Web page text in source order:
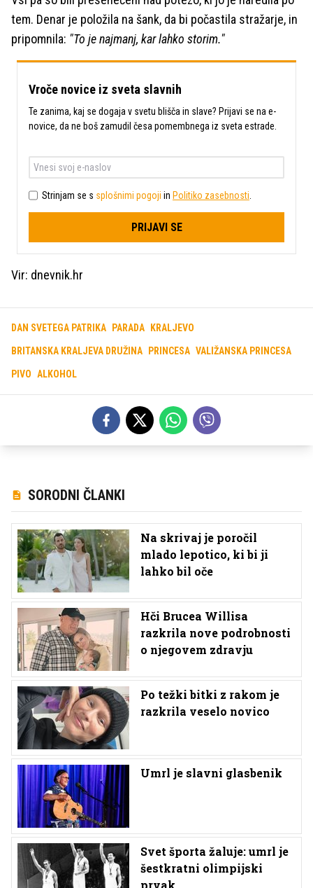
tem. Denar je položila na šank, da bi počastila stražarje, in
pripomnila: "To je najmanj, kar lahko storim."
Vroče novice iz sveta slavnih
Te zanima, kaj se dogaja v svetu blišča in slave? Prijavi se na e-
novice, da ne boš zamudil česa pomembnega iz sveta estrade.
Strinjam se s splošnimi pogoji in Politiko zasebnosti
PRIJAVI SE
Vir: dnevnik.hr
DAN SVETEGA PATRIKA PARADA KRALJEVO
BRITANSKA KRALJEVA DRUŽINA PRINCESA VALIŽANSKA PRINCESA
PIVO ALKOHOL
SORODNI ČLANKI
Na skrivaj je poročil
mlado lepotico, ki bi ji
lahko bil oče
Hči Brucea Willisa
razkrila nove podrobnosti
o njegovem zdravju
Po težki bitki z rakom je
razkrila veselo novico
Umrl je slavni glasbenik
Svet športa žaluje: umrl je
šestkratni olimpijski